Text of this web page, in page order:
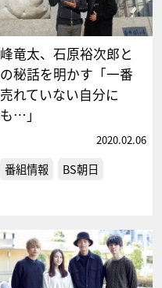
峰竜太、石原裕次郎と
の秘話を明かす「一番
売れていない自分に
も…」
2020.02.06
番組情報 BS朝日